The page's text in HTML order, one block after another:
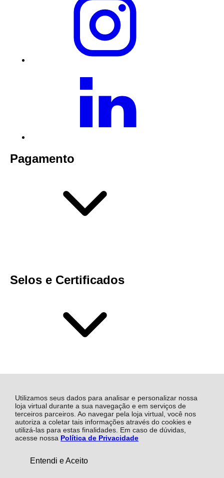
Utilizamos seus dados para analisar e personalizar nossa
loja virtual durante a sua navegação e em serviços de
terceiros parceiros. Ao navegar pela loja virtual, você nos
autoriza a coletar tais informações através do cookies e
utilizá-las para estas finalidades. Em caso de dúvidas,
acesse nossa Política de Privacidade
Entendi e Aceito
Pagamento
Selos e Certificados
Mais Soluções Industriais S.A, Rua Atalydes Moreira de
Souza - 1472 - Sala 17 - Civit I - 29168-055 - Serra - ES
CNPJ: 14.885.815/0002-90 | © Todos os direitos
R$ 1.063,21